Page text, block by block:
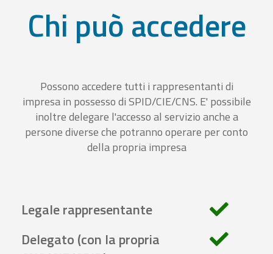
Chi può accedere
Possono accedere tutti i rappresentanti di
impresa in possesso di SPID/CIE/CNS. E' possibile
inoltre delegare l'accesso al servizio anche a
persone diverse che potranno operare per conto
della propria impresa
Legale rappresentante
Delegato (con la propria